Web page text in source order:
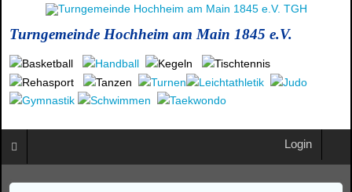
Turngemeinde Hochheim am Main 1845 e.V.
Login